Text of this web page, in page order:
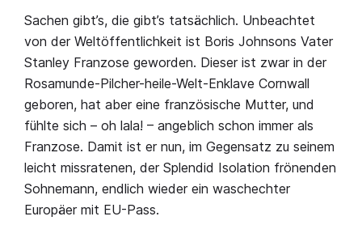
Sachen gibt’s, die gibt’s tatsächlich. Unbeachtet
von der Weltöffentlichkeit ist Boris Johnsons Vater
Stanley Franzose geworden. Dieser ist zwar in der
Rosamunde-Pilcher-heile-Welt-Enklave Cornwall
geboren, hat aber eine französische Mutter, und
fühlte sich – oh lala! – angeblich schon immer als
Franzose. Damit ist er nun, im Gegensatz zu seinem
leicht missratenen, der Splendid Isolation frönenden
Sohnemann, endlich wieder ein waschechter
Europäer mit EU-Pass.